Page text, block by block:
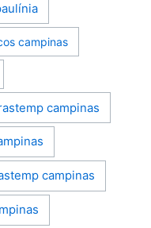
campinas
campinas
campinas